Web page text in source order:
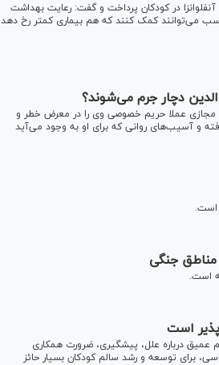
در کودکان پرداخت و گفت: رعایت بهداشت
می‌توانند کمک کنند که هم بیماری کمتر رخ دهد
دچار جرم می‌شوند؟
مجازی عملا حریم خصوصی وی را در معرض خطر و
و آسیب‌های روانی که برای او به وجود می‌آید
است.
است
عمیق درباره علل، پیشگیری، ضرورت همکاری
برای توسعه و رشد سالم کودکان بسیار حائز